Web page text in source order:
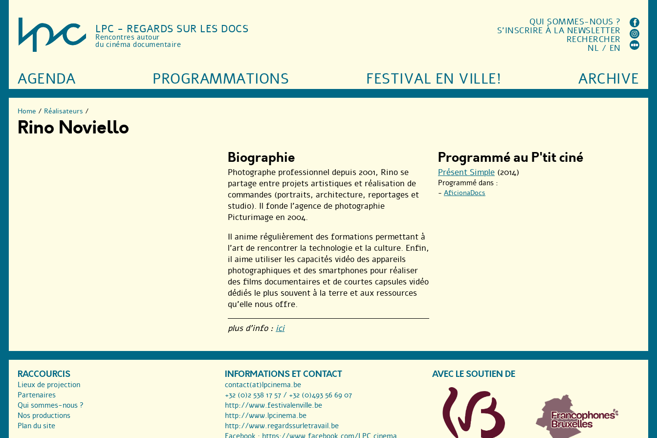
LPC - REGARDS SUR LES DOCS
Rencontres autour
du cinéma documentaire
AGENDA PROGRAMMATIONS FESTIVAL EN VILLE! ARCHIVE
QUI SOMMES-NOUS ?
S'INSCRIRE À LA NEWSLETTER
RECHERCHER
NL / EN
Home / Réalisateurs /
Rino Noviello
Biographie
Photographe professionnel depuis 2001, Rino se
partage entre projets artistiques et réalisation de
commandes (portraits, architecture, reportages et
studio). Il fonde l’agence de photographie
Picturimage en 2004.
Il anime régulièrement des formations permettant à
l’art de rencontrer la technologie et la culture. Enfin,
il aime utiliser les capacités vidéo des appareils
photographiques et des smartphones pour réaliser
des films documentaires et de courtes capsules vidéo
dédiés le plus souvent à la terre et aux ressources
qu’elle nous offre.
plus d’info : ici
Programmé au P'tit ciné
Présent Simple (2014)
Programmé dans :
- AficionaDocs
RACCOURCIS
Lieux de projection
Partenaires
Qui sommes-nous ?
Nos productions
Plan du site
INFORMATIONS ET CONTACT
contact(at)lpcinema.be
+32 (0)2 538 17 57 / +32 (0)493 56 69 07
http://www.festivalenville.be
http://www.lpcinema.be
http://www.regardssurletravail.be
AVEC LE SOUTIEN DE